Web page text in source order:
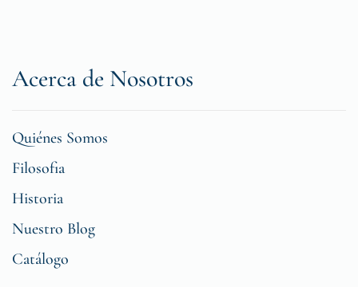
Acerca de Nosotros
Quiénes Somos
Filosofia
Historia
Nuestro Blog
Catálogo